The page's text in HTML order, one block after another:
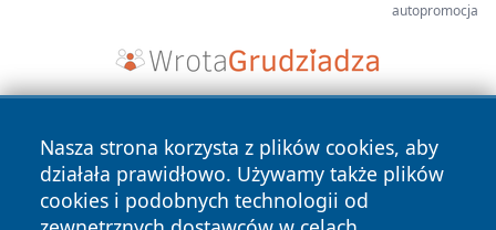
autopromocja
Nasza strona korzysta z plików cookies, aby
działała prawidłowo. Używamy także plików
cookies i podobnych technologii od